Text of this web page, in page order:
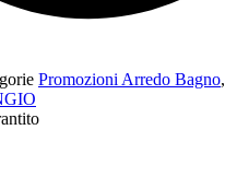
Promozioni Arredo Bagno,